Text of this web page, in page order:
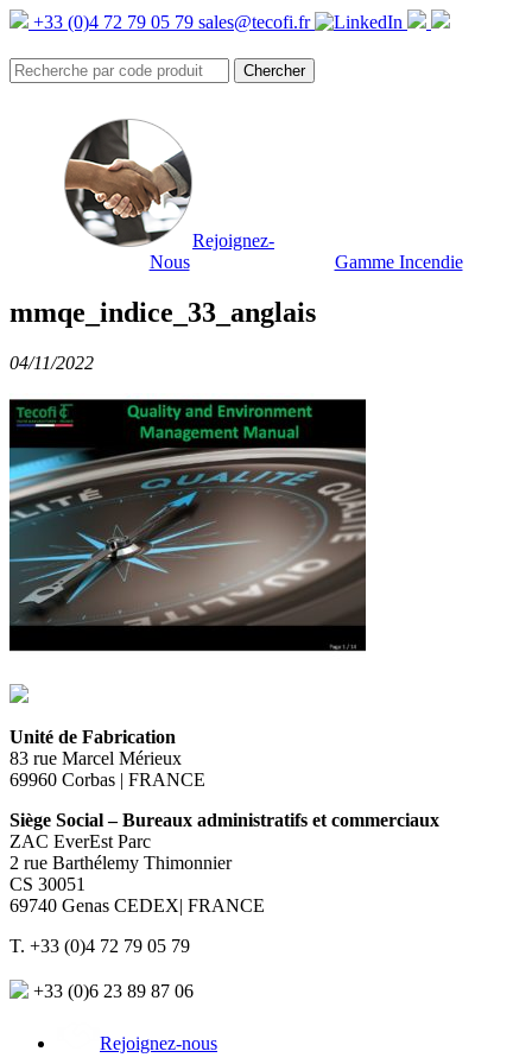
+33 (0)4 72 79 05 79 sales@tecofi.fr
Rejoignez-
Nous
Gamme Incendie
mmqe_indice_33_anglais
04/11/2022
Unité de Fabrication
83 rue Marcel Mérieux
69960 Corbas | FRANCE
Siège Social – Bureaux administratifs et commerciaux
ZAC EverEst Parc
2 rue Barthélemy Thimonnier
CS 30051
69740 Genas CEDEX| FRANCE
T. +33 (0)4 72 79 05 79
+33 (0)6 23 89 87 06
Rejoignez-nous